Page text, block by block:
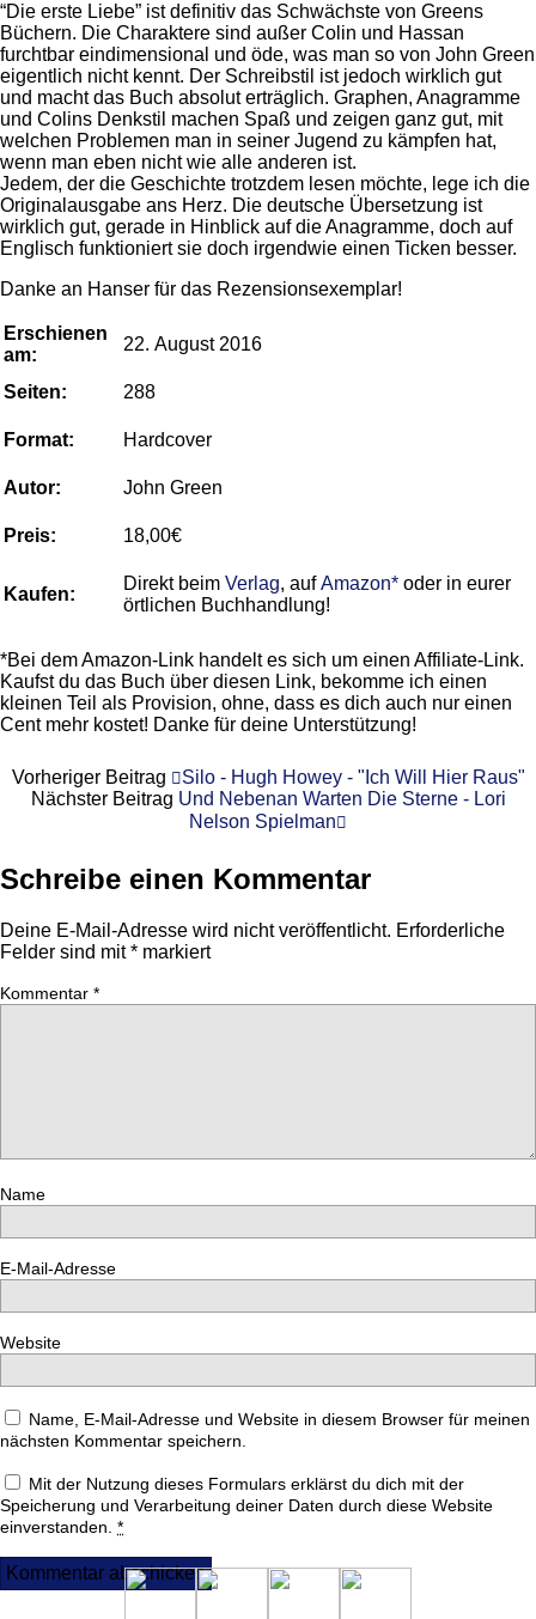
“Die erste Liebe” ist definitiv das Schwächste von Greens
Büchern. Die Charaktere sind außer Colin und Hassan
furchtbar eindimensional und öde, was man so von John Green
eigentlich nicht kennt. Der Schreibstil ist jedoch wirklich gut
und macht das Buch absolut erträglich. Graphen, Anagramme
und Colins Denkstil machen Spaß und zeigen ganz gut, mit
welchen Problemen man in seiner Jugend zu kämpfen hat,
wenn man eben nicht wie alle anderen ist.
Jedem, der die Geschichte trotzdem lesen möchte, lege ich die
Originalausgabe ans Herz. Die deutsche Übersetzung ist
wirklich gut, gerade in Hinblick auf die Anagramme, doch auf
Englisch funktioniert sie doch irgendwie einen Ticken besser.
Danke an Hanser für das Rezensionsexemplar!
Erschienen
am:
22. August 2016
Seiten: 288
Format: Hardcover
Autor: John Green
Preis: 18,00€
Kaufen:
Direkt beim Verlag, aufAmazon* oder in eurer
örtlichen Buchhandlung!
*Bei dem Amazon-Link handelt es sich um einen Affiliate-Link.
Kaufst du das Buch über diesen Link, bekomme ich einen
kleinen Teil als Provision, ohne, dass es dich auch nur einen
Cent mehr kostet! Danke für deine Unterstützung!
Vorheriger Beitrag
Silo - Hugh Howey - "Ich Will Hier Raus"
Nächster Beitrag Und Nebenan Warten Die Sterne - Lori
Nelson Spielman
Schreibe einen Kommentar
Deine E-Mail-Adresse wird nicht veröffentlicht. Erforderliche
Felder sind mit* markiert
Kommentar *
Name
E-Mail-Adresse
Website
Name, E-Mail-Adresse und Website in diesem Browser für meinen
nächsten Kommentar speichern.
Mit der Nutzung dieses Formulars erklärst du dich mit der
Speicherung und Verarbeitung deiner Daten durch diese Website
einverstanden. *